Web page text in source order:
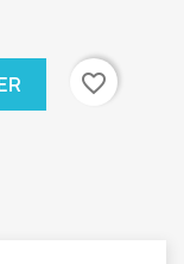
favorite_border